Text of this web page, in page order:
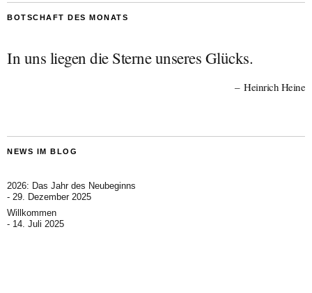
BOTSCHAFT DES MONATS
In uns liegen die Sterne unseres Glücks.
Heinrich Heine
NEWS IM BLOG
2026: Das Jahr des Neubeginns
29. Dezember 2025
Willkommen
14. Juli 2025